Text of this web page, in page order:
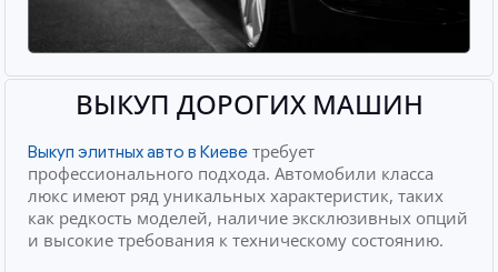
ВЫКУП ДОРОГИХ МАШИН
Выкуп элитных авто в Киеве требует
профессионального подхода. Автомобили класса
люкс имеют ряд уникальных характеристик, таких
как редкость моделей, наличие эксклюзивных опций
и высокие требования к техническому состоянию.